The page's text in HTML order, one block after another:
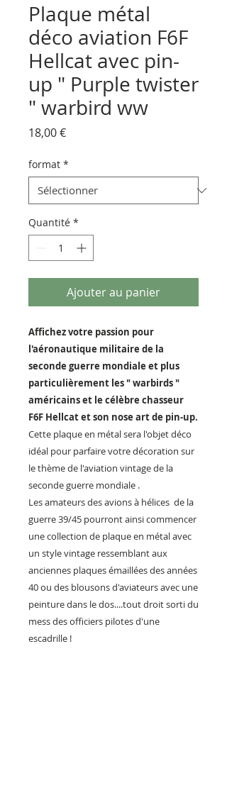
Plaque métal
déco aviation F6F
Hellcat avec pin-
up " Purple twister
" warbird ww
18,00 €Prix
format *
Quantité *
Ajouter au panier
Affichez votre passion pour
l'aéronautique militaire de la
seconde guerre mondiale et plus
particulièrement les " warbirds "
américains et le célèbre chasseur
F6F Hellcat et son nose art de pin-up.
Cette plaque en métal sera l'objet déco
idéal pour parfaire votre décoration sur
le thème de l'aviation vintage de la
seconde guerre mondiale .
Les amateurs des avions à hélices de la
guerre 39/45 pourront ainsi commencer
une collection de plaque en métal avec
un style vintage ressemblant aux
anciennes plaques émaillées des années
40 ou des blousons d'aviateurs avec une
peinture dans le dos....tout droit sorti du
mess des officiers pilotes d'une
escadrille !